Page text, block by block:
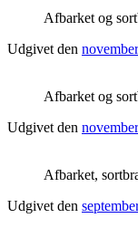
Afbarket og
Udgivet den
Afbarket og
Udgivet den
Afbarket,
Udgivet den